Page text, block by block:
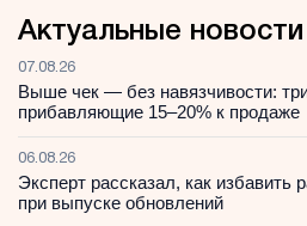
Актуальные новости
07.08.26
Выше чек — без навязчивости:
прибавляющие 15–20% к продаже
06.08.26
Эксперт рассказал, как избавить
при выпуске обновлений